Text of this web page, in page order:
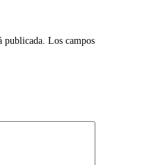
publicada. Los campos